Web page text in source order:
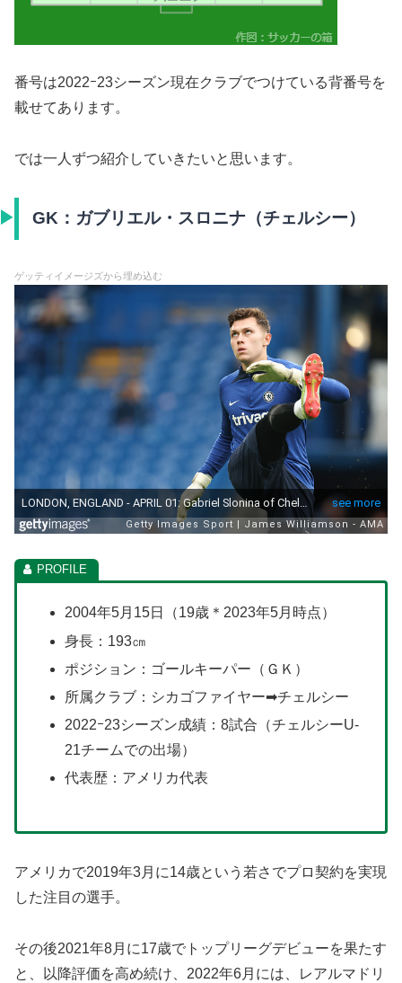
番号は2022ｰ23シーズン現在クラブでつけている背番号を
載せてあります。
では一人ずつ紹介していきたいと思います。
GK：ガブリエル・スロニナ（チェルシー）
ゲッティイメージズから埋め込む
2004年5月15日（19歳＊2023年5月時点）
身長：193㎝
ポジション：ゴールキーパー（ＧＫ）
所属クラブ：シカゴファイヤー➡チェルシー
2022ｰ23シーズン成績：8試合（チェルシーU-
21チームでの出場）
代表歴：アメリカ代表
アメリカで2019年3月に14歳という若さでプロ契約を実現
した注目の選手。
その後2021年8月に17歳でトップリーグデビューを果たす
と、以降評価を高め続け、2022年6月には、レアルマドリ